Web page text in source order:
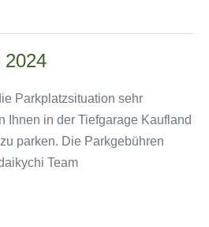
2024
Parkplatzsituation sehr
Ihnen in der Tiefgarage Kaufland
parken. Die Parkgebühren
Team